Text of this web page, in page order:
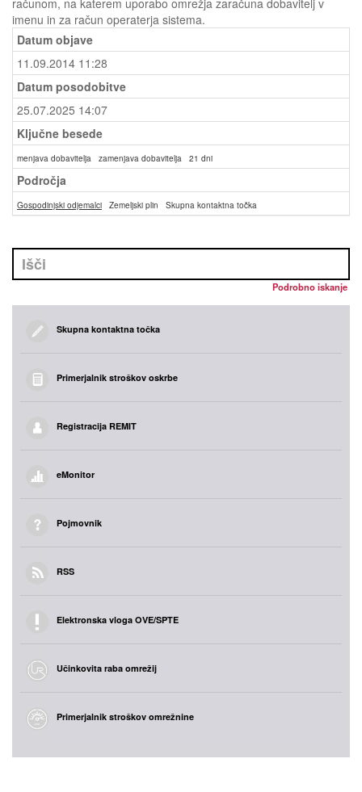
imenu in za račun operaterja sistema.
Datum objave
11.09.2014 11:28
Datum posodobitve
25.07.2025 14:07
Ključne besede
menjava dobavitelja zamenjava dobavitelja 21 dni
Področja
Gospodinjski odjemalci Zemeljski plin Skupna kontaktna točka
Podrobno iskanje
Skupna kontaktna točka
Primerjalnik stroškov oskrbe
Registracija REMIT
eMonitor
Pojmovnik
RSS
Elektronska vloga OVE/SPTE
Učinkovita raba omrežij
Primerjalnik stroškov omrežnine